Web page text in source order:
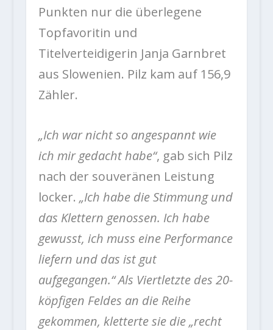
Punkten nur die überlegene
Topfavoritin und
Titelverteidigerin Janja Garnbret
aus Slowenien. Pilz kam auf 156,9
Zähler.
„Ich war nicht so angespannt wie
ich mir gedacht habe“, gab sich Pilz
nach der souveränen Leistung
locker. „Ich habe die Stimmung und
das Klettern genossen. Ich habe
gewusst, ich muss eine Performance
liefern und das ist gut
aufgegangen.“ Als Viertletzte des 20-
köpfigen Feldes an die Reihe
gekommen, kletterte sie die „recht